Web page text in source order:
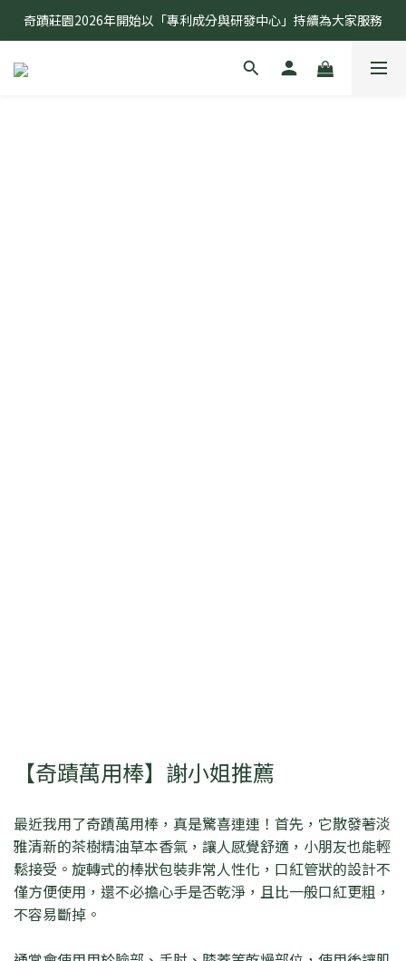
奇蹟莊園2026年開始以「專利成分與研發中心」持續為大家服務
奇蹟莊園2026年開始以「專利成分與研發中心」持續為大家服務
敏弱無患 奇蹟有感 全球首創研究無患子種仁油功效
【奇蹟萬用棒】謝小姐推薦
最近我用了奇蹟萬用棒，真是驚喜連連！首先，它散發著淡
雅清新的茶樹精油草本香氣，讓人感覺舒適，小朋友也能輕
鬆接受。旋轉式的棒狀包裝非常人性化，口紅管狀的設計不
僅方便使用，還不必擔心手是否乾淨，且比一般口紅更粗，
不容易斷掉。